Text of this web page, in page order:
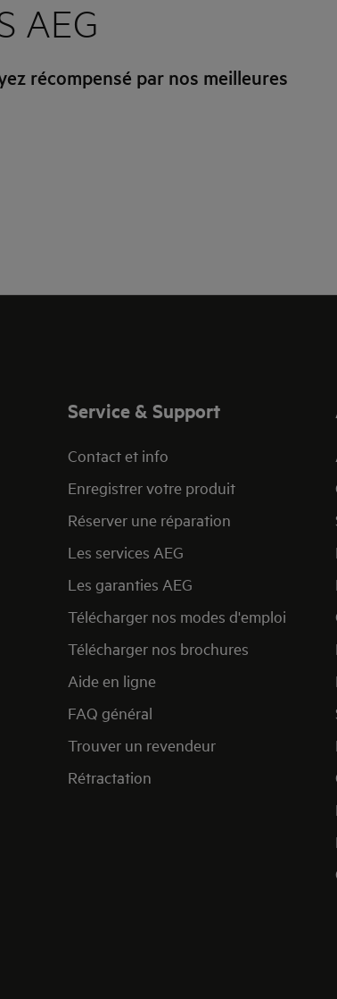
AEG
récompensé par nos meilleures
Service & Support
Contact et info
Enregistrer votre produit
Réserver une réparation
Les services AEG
Les garanties AEG
Télécharger nos modes d'emploi
Télécharger nos brochures
Aide en ligne
FAQ général
Trouver un revendeur
Rétractation